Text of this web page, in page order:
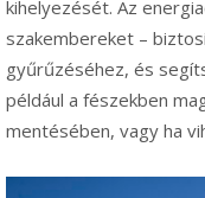
kihelyezését. Az
szakembereket –
gyűrűzéséhez, és
például a fészekben
mentésében, vagy ha